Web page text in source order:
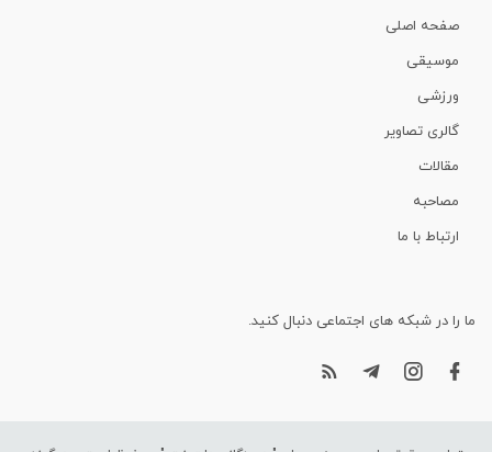
صفحه اصلی
موسیقی
ورزشی
گالری تصاویر
مقالات
مصاحبه
ارتباط با ما
ما را در شبکه های اجتماعی دنبال کنید.